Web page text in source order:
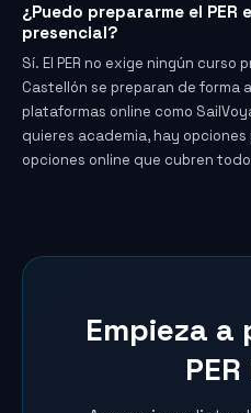
¿Puedo prepararme el PER
presencial?
Sí. El PER no exige ningún curso
Castellón se preparan de forma
plataformas online como
quieres academia, hay
opciones online que cubren
Empieza a